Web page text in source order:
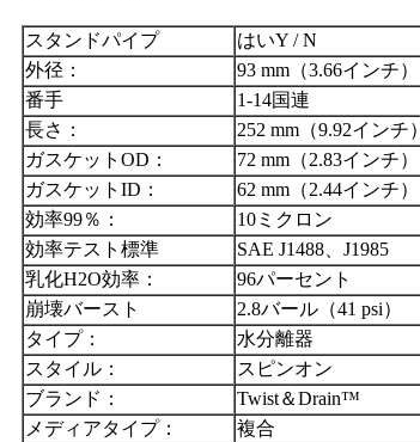
スタンドパイプ
はいY / N
外径：
93 mm（3.66インチ）
番手
1-14国連
長さ：
252 mm（9.92インチ）
ガスケットOD：
72 mm（2.83インチ）
ガスケットID：
62 mm（2.44インチ）
効率99％：
10ミクロン
効率テスト標準
SAE J1488、J1985
乳化H2O効率：
96パーセント
崩壊バースト
2.8バール（41 psi）
タイプ：
水分離器
スタイル：
スピンオン
ブランド：
Twist＆Drain™
メディアタイプ：
複合